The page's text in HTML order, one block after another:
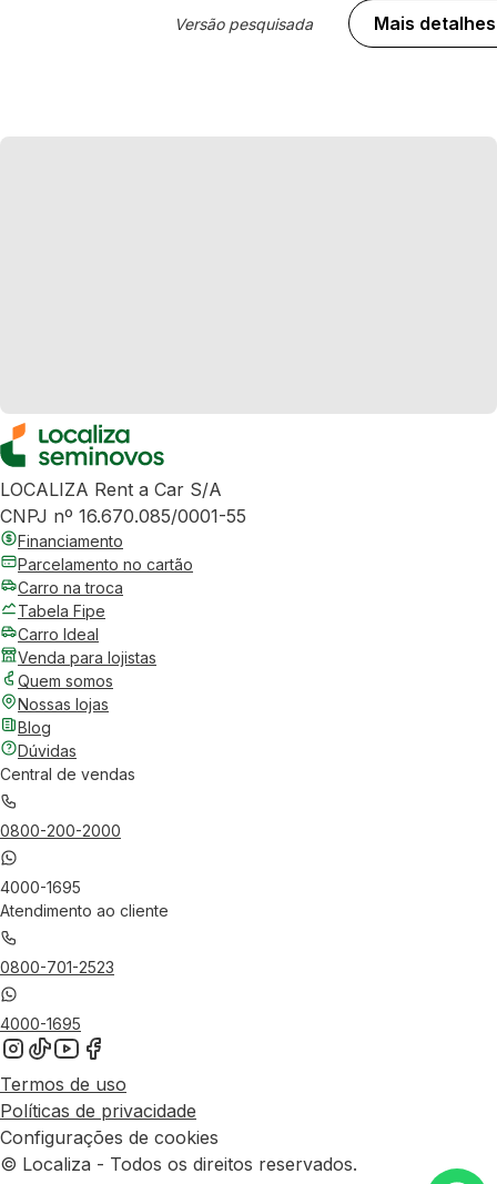
Versão pesquisada Mais detalhes
LOCALIZA Rent a Car S/A
CNPJ nº 16.670.085/0001-55
Financiamento
Parcelamento no cartão
Carro na troca
Tabela Fipe
Carro Ideal
Venda para lojistas
Quem somos
Nossas lojas
Blog
Dúvidas
Central de vendas
0800-200-2000
4000-1695
Atendimento ao cliente
0800-701-2523
4000-1695
Termos de uso
Políticas de privacidade
Configurações de cookies
© Localiza - Todos os direitos reservados.